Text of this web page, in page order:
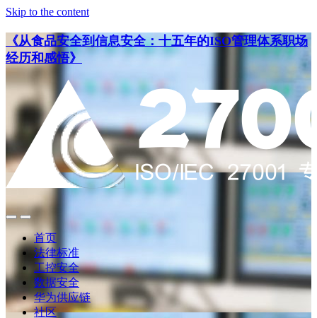
Skip to the content
《从食品安全到信息安全：十五年的ISO管理体系职场
经历和感悟》
点
搜
点
此
查
导
航
首页
法律标准
工控安全
数据安全
华为供应链
社区